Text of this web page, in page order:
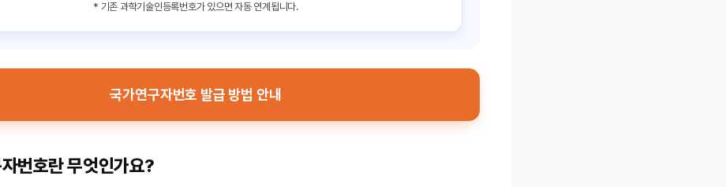
* 기존 과학기술인등록번호가 있으면 자동 연계됩니다.
국가연구자번호 발급 방법 안내
번호란 무엇인가요?